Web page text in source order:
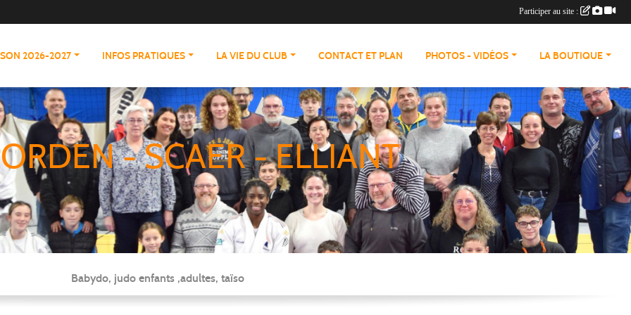
2026-2027 INFOS PRATIQUES LA VIE DU CLUB CONTACT ET PLAN PHOTOS - VIDÉOS LA BOUTIQUE
- SCAER - ELLIANT
Babydo, judo enfants ,adultes, taïso
Participer au site :